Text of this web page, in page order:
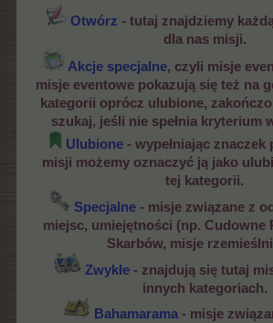
Otwórz - tutaj znajdziemy
dla nas misji.
Akcje specjalne, czyli misje
misje eventowe pokazują się też na
kategorii oprócz ulubione,
szukaj, jeśli nie spełnia kryterium
Ulubione - wypełniając znaczek
misji możemy oznaczyć ją jako
tej kategorii.
Specjalne- misje związane z
miejsc, umiejętności (np. Cudowne
Skarbów, misje
Zwykłe - znajdują się tutaj
innych kategoriach.
Bahamarama - misje